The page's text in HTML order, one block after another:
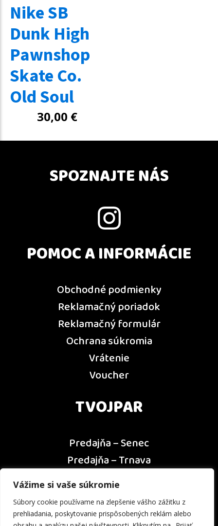
Vážime si vaše súkromie
Súbory cookie používame na zlepšenie vášho zážitku z
prehliadania, poskytovanie prispôsobených reklám alebo
Nike SB
Dunk High
Pawnshop
Skate Co.
Old Soul
30,00 €
SPOZNAJTE NÁS
POMOC A INFORMÁCIE
Obchodné podmienky
Reklamačný poriadok
Reklamačný formulár
Ochrana súkromia
Vrátenie
Voucher
TVOJPAR
Predajňa – Senec
Predajňa – Trnava
Predajňa – Dunajská Streda
Predajňa – Nitra
Kontakt